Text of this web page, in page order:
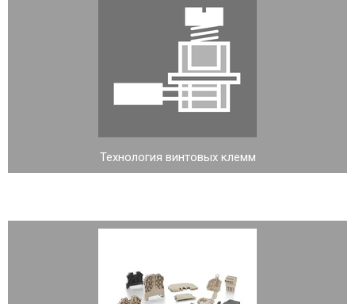
Технология винтовых клемм